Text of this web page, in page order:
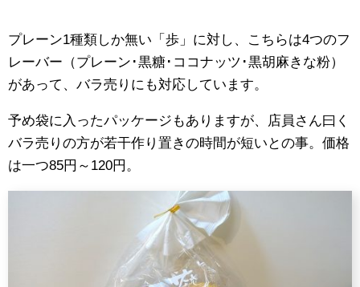
プレーン1種類しか無い「歩」に対し、こちらは4つのフ
レーバー（プレーン･黒糖･ココナッツ･黒胡麻きな粉）
があって、バラ売りにも対応しています。
予め袋に入ったパッケージもありますが、店員さん曰く
バラ売りの方が若干作り置きの時間が短いとの事。価格
は一つ85円～120円。